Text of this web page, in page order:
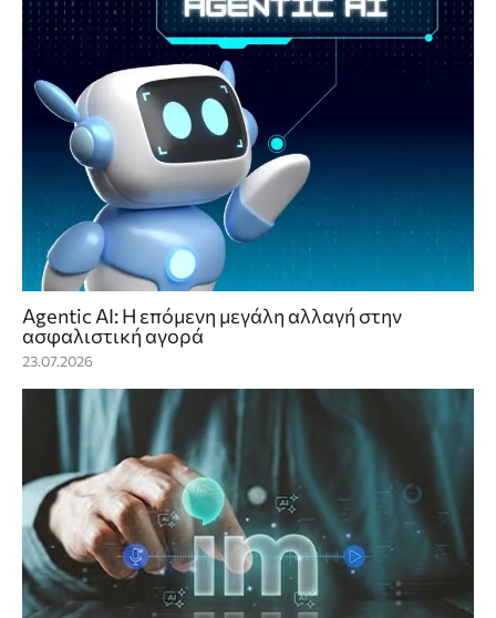
Agentic AI: Η επόμενη μεγάλη αλλαγή στην
ασφαλιστική αγορά
23.07.2026